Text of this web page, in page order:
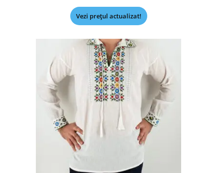
Vezi prețul actualizat!